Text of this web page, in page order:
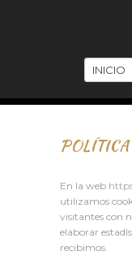
En la web
utilizamos
visitantes con
elaborar
recibimos.